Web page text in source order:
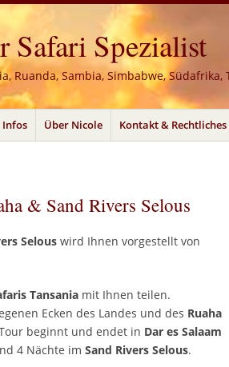
Safari Spezialist
Ruanda, Sambia, Simbabwe, Südafrika,
Über Nicole Kontakt & Rechtliches
& Sand Rivers Selous
Selous wird Ihnen vorgestellt von
Tansania mit Ihnen teilen.
Ecken des Landes und des Ruaha
beginnt und endet in Dar es Salaam
4 Nächte im Sand Rivers Selous.